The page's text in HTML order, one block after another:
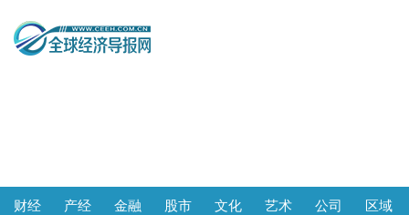
财经 产经 金融 股市 文化 艺术 公司
区域